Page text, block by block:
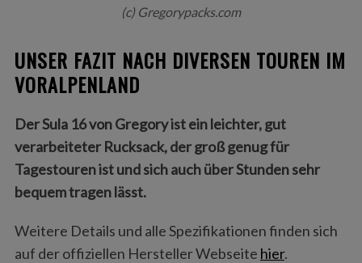
(c) Gregorypacks.com
UNSER FAZIT NACH DIVERSEN TOUREN IM
VORALPENLAND
Der Sula 16 von Gregory ist ein leichter, gut
verarbeiteter Rucksack, der groß genug für
Tagestouren ist und sich auch über Stunden sehr
bequem tragen lässt.
Weitere Details und alle Spezifikationen finden sich
auf der offiziellen Hersteller Webseite hier.